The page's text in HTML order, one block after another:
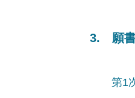
3. 願書
第1